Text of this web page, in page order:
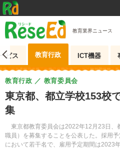
教育業界ニュース
ビス 教育行政 ICT機器
東京都、都立学校153校
集
東京都教育委員会は2022年12月23日、
職員）を募集することを公表した。採用
において若干名で、雇用予定期間は2023
教育行政 教育委員会